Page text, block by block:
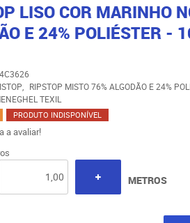
LISO COR MARINHO
E 24% POLIÉSTER -
RIPSTOP MISTO 76% ALGODÃO E 24%
TEXIL
PRODUTO INDISPONÍVEL
a avaliar!
METROS